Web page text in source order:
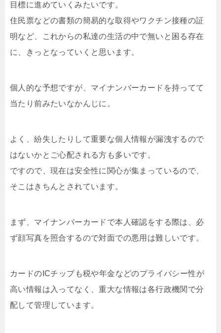
目標に進めていくみたいです。
住民票などの書類の簡易的な取得やワクチン接種の証
明など、これからの私達の生活の中で無いと困る存在
に、きっとなっていくと思います。
個人的な予想ですが、マイナンバーカードを持ってて
当たり前みたいなかんじに。
よく、紛失したりして重要な個人情報が漏洩するので
はないかとご心配される方も多いです。
ですので、現在は安全性に関心が集まっているので、
そこはきちんとされています。
まず、マイナンバーカードで本人確認をする際は、必
ず顔写真を照合するので対面での悪用は難しいです。
カードのICチップも税や年金などのプライバシー性が
高い情報は入ってなく、重大な情報は各行政機関で分
配して管理しています。